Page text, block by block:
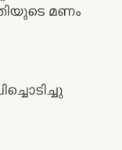
മണം